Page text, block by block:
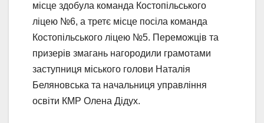
місце здобула команда Костопільського
ліцею №6, а третє місце посіла команда
Костопільського ліцею №5. Переможців та
призерів змагань нагородили грамотами
заступниця міського голови Наталія
Беляновська та начальниця управління
освіти КМР Олена Дідух.